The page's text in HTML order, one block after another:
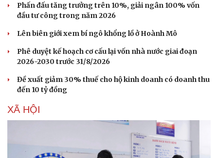
Phấn đấu tăng trưởng trên 10%, giải ngân 100% vốn
đầu tư công trong năm 2026
Lên biên giới xem bí ngô khổng lồ ở Hoành Mô
Phê duyệt kế hoạch cơ cấu lại vốn nhà nước giai đoạn
2026-2030 trước 31/8/2026
Đề xuất giảm 30% thuế cho hộ kinh doanh có doanh thu
đến 10 tỷ đồng
XÃ HỘI